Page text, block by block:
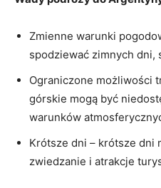
Zmienne warunki
spodziewać zimnych dni,
Ograniczone możliwości
⁣górskie mogą być
warunków
Krótsze⁢ dni – krótsze dni
⁤zwiedzanie i atrakcje